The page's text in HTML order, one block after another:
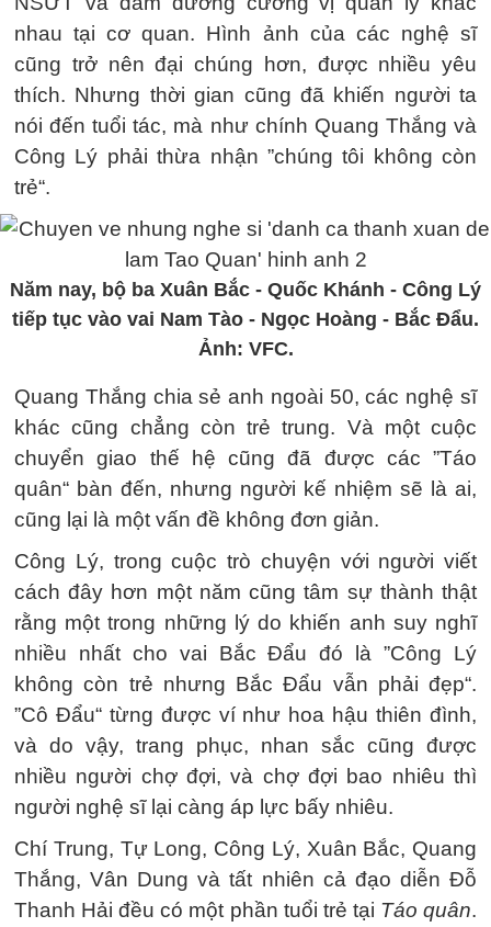
nhau tại cơ quan. Hình ảnh của các nghệ sĩ
cũng trở nên đại chúng hơn, được nhiều yêu
thích. Nhưng thời gian cũng đã khiến người ta
nói đến tuổi tác, mà như chính Quang Thắng và
Công Lý phải thừa nhận ”chúng tôi không còn
trẻ“.
Năm nay, bộ ba Xuân Bắc - Quốc Khánh - Công Lý
tiếp tục vào vai Nam Tào - Ngọc Hoàng - Bắc Đẩu.
Ảnh: VFC.
Quang Thắng chia sẻ anh ngoài 50, các nghệ sĩ
khác cũng chẳng còn trẻ trung. Và một cuộc
chuyển giao thế hệ cũng đã được các ”Táo
quân“ bàn đến, nhưng người kế nhiệm sẽ là ai,
cũng lại là một vấn đề không đơn giản.
Công Lý, trong cuộc trò chuyện với người viết
cách đây hơn một năm cũng tâm sự thành thật
rằng một trong những lý do khiến anh suy nghĩ
nhiều nhất cho vai Bắc Đẩu đó là ”Công Lý
không còn trẻ nhưng Bắc Đẩu vẫn phải đẹp“.
”Cô Đẩu“ từng được ví như hoa hậu thiên đình,
và do vậy, trang phục, nhan sắc cũng được
nhiều người chợ đợi, và chợ đợi bao nhiêu thì
người nghệ sĩ lại càng áp lực bấy nhiêu.
Chí Trung, Tự Long, Công Lý, Xuân Bắc, Quang
Thắng, Vân Dung và tất nhiên cả đạo diễn Đỗ
Thanh Hải đều có một phần tuổi trẻ tại Táo quân.